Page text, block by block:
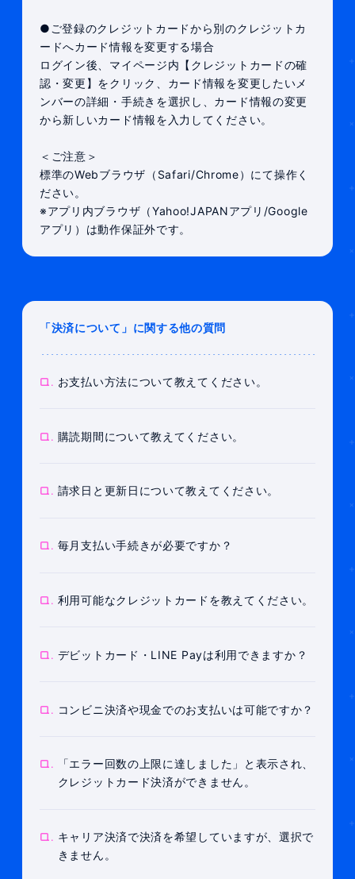
●ご登録のクレジットカードから別のクレジットカ
ードへカード情報を変更する場合
ログイン後、マイページ内【クレジットカードの確
認・変更】をクリック、カード情報を変更したいメ
ンバーの詳細・手続きを選択し、カード情報の変更
から新しいカード情報を入力してください。
＜ご注意＞
標準のWebブラウザ（Safari/Chrome）にて操作く
ださい。
※アプリ内ブラウザ（Yahoo!JAPANアプリ/Google
アプリ）は動作保証外です。
「決済について」に関する他の質問
Q. お支払い方法について教えてください。
Q. 購読期間について教えてください。
Q. 請求日と更新日について教えてください。
Q. 毎月支払い手続きが必要ですか？
Q. 利用可能なクレジットカードを教えてください。
Q. デビットカード・LINE Payは利用できますか？
Q. コンビニ決済や現金でのお支払いは可能ですか？
Q.
「エラー回数の上限に達しました」と表示され、
クレジットカード決済ができません。
Q. キャリア決済で決済を希望していますが、選択で
きません。